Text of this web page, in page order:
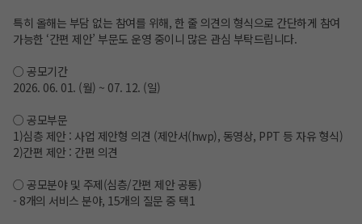
특히 올해는 부담 없는 참여를 위해, 한 줄 의견의 형식으로 간단하게 참여
가능한 ‘간편 제안’ 부문도 운영 중이니 많은 관심 부탁드립니다.
○ 공모기간
2026. 06. 01. (월) ~ 07. 12. (일)
○ 공모부문
1)심층 제안 : 사업 제안형 의견 (제안서(hwp), 동영상, PPT 등 자유 형식)
2)간편 제안 : 간편 의견
○ 공모분야 및 주제(심층/간편 제안 공통)
- 8개의 서비스 분야, 15개의 질문 중 택1